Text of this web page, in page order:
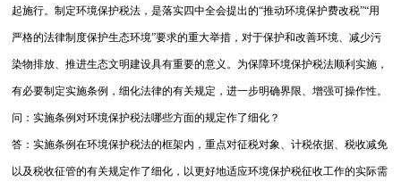
起施行。制定环境保护税法，是落实四中全会提出的“推动环境保护费改税”“用
严格的法律制度保护生态环境”要求的重大举措，对于保护和改善环境、减少污
染物排放、推进生态文明建设具有重要的意义。为保障环境保护税法顺利实施，
有必要制定实施条例，细化法律的有关规定，进一步明确界限、增强可操作性。
问：实施条例对环境保护税法哪些方面的规定作了细化？
答：实施条例在环境保护税法的框架内，重点对征税对象、计税依据、税收减免
以及税收征管的有关规定作了细化，以更好地适应环境保护税征收工作的实际需